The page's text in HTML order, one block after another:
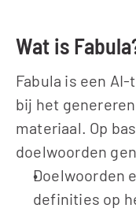
Wat is
Fabula is een
bij het
materiaal. Op
doelwoorden
Doelwoorden
definities op